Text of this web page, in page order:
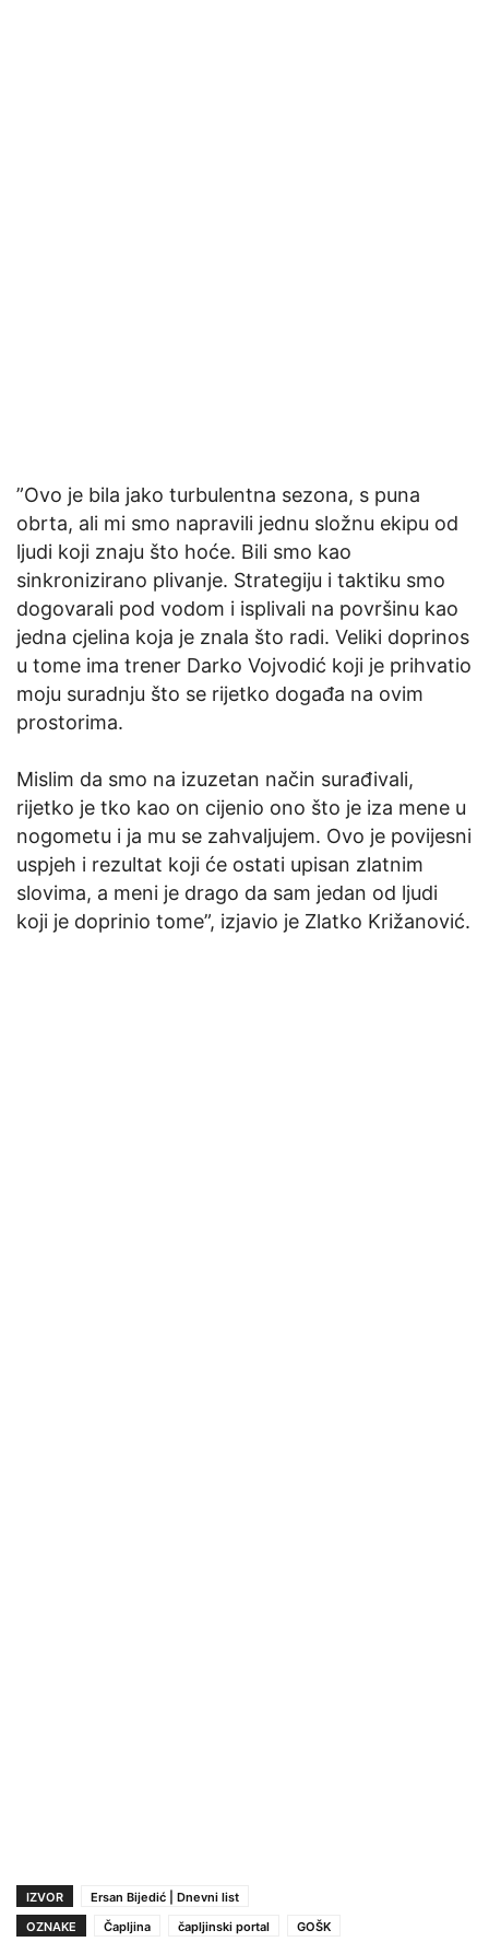
”Ovo je bila jako turbulentna sezona, s puna
obrta, ali mi smo napravili jednu složnu ekipu od
ljudi koji znaju što hoće. Bili smo kao
sinkronizirano plivanje. Strategiju i taktiku smo
dogovarali pod vodom i isplivali na površinu kao
jedna cjelina koja je znala što radi. Veliki doprinos
u tome ima trener Darko Vojvodić koji je prihvatio
moju suradnju što se rijetko događa na ovim
prostorima.
Mislim da smo na izuzetan način surađivali,
rijetko je tko kao on cijenio ono što je iza mene u
nogometu i ja mu se zahvaljujem. Ovo je povijesni
uspjeh i rezultat koji će ostati upisan zlatnim
slovima, a meni je drago da sam jedan od ljudi
koji je doprinio tome”, izjavio je Zlatko Križanović.
IZVOR
Ersan Bijedić | Dnevni list
OZNAKE
Čapljina čapljinski portal GOŠK